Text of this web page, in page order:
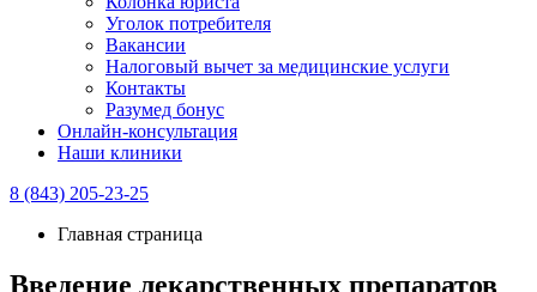
Уголок потребителя
Вакансии
Налоговый вычет за медицинские услуги
Контакты
Разумед бонус
Онлайн-консультация
Наши клиники
8 (843) 205-23-25
Главная страница
Введение лекарственных препаратов